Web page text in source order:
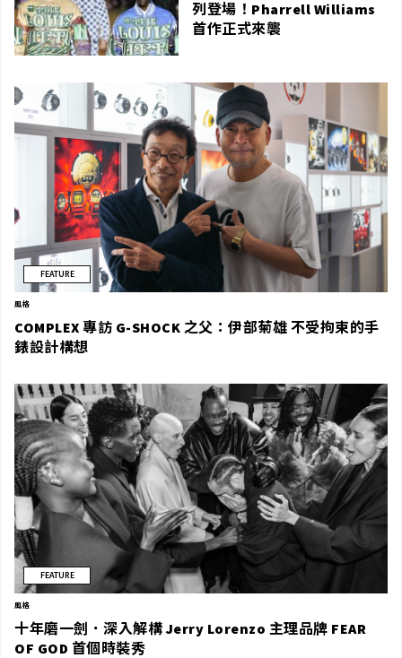
列登場！Pharrell Williams
首作正式來襲
FEATURE
風格
COMPLEX 專訪 G-SHOCK 之父：伊部菊雄 不受拘束的手
錶設計構想
FEATURE
風格
十年磨一劍．深入解構 Jerry Lorenzo 主理品牌 FEAR
OF GOD 首個時裝秀